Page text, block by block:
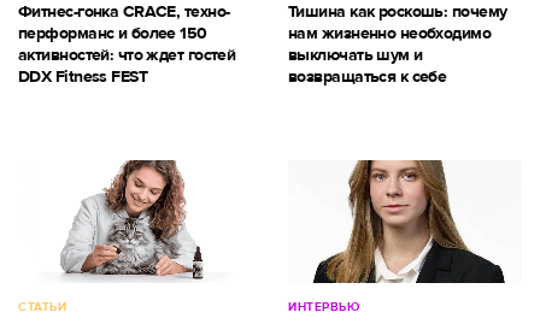
Фитнес-гонка CRACE, техно-
перформанс и более 150
активностей: что ждет гостей
DDX Fitness FEST
Тишина как роскошь: почему
нам жизненно необходимо
выключать шум и
возвращаться к себе
СТАТЬИ ИНТЕРВЬЮ